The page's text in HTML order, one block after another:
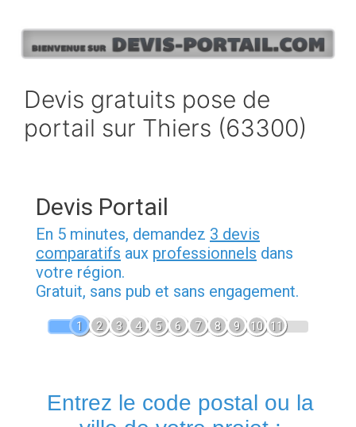
contenu
Devis gratuits pose de
portail sur Thiers (63300)
Devis Portail
En 5 minutes, demandez 3 devis
comparatifs aux professionnels dans
votre région.
Gratuit, sans pub et sans engagement.
1 2 3 4 5 6 7 8 9 10 11
Entrez le code postal ou la